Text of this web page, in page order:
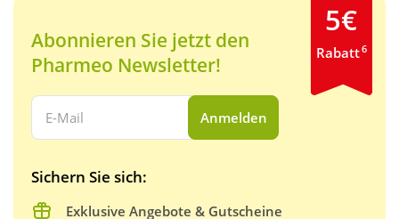
Abonnieren Sie jetzt den
Pharmeo Newsletter!
Ihre E-Mail Adresse:
Anmelden
Sichern Sie sich:
Exklusive Angebote & Gutscheine
5€
Rabatt6